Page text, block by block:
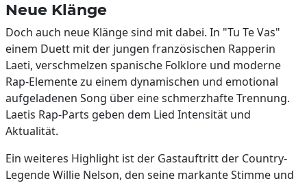
Neue Klänge
Doch auch neue Klänge sind mit dabei. In "Tu Te Vas"
einem Duett mit der jungen französischen Rapperin
Laeti, verschmelzen spanische Folklore und moderne
Rap-Elemente zu einem dynamischen und emotional
aufgeladenen Song über eine schmerzhafte Trennung.
Laetis Rap-Parts geben dem Lied Intensität und
Aktualität.
Ein weiteres Highlight ist der Gastauftritt der Country-
Legende Willie Nelson, den seine markante Stimme und